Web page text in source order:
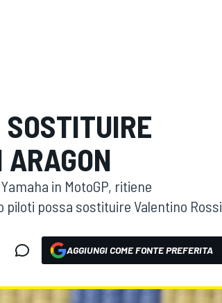
in MotoGP, ritiene
possa sostituire Valentino Rossi
AGGIUNGI COME FONTE PREFERITA